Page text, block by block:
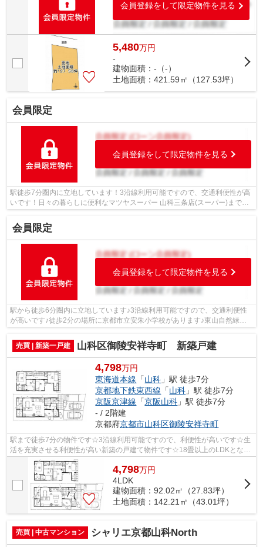
会員登録をして限定物件を見る
5,480万円
-
建物面積：-（-）
土地面積：421.59㎡（127.53坪）
会員限定
会員登録をして限定物件を見る
駅徒歩7分圏内に立地しています！3沿線利用可能ですので、交通利便性が高
いです！日々の暮らしに便利なマツヤスーパー 山科三条店(スーパー)まで
会員限定
会員登録をして限定物件を見る
駅から徒歩6分圏内に立地しています♪3沿線利用可能ですので、交通利便性
が高いです♪徒歩2分の場所に京都市立安朱小学校があります♪東山自然緑地
売買 | 新築一戸建
山科区御陵安祥寺町 新築戸建
4,798万円
東海道本線 「山科 」駅 徒歩7分
京都地下鉄東西線 「山科 」駅 徒歩7分
京阪京津線 「京阪山科 」駅 徒歩7分
- / 2階建
京都府京都市山科区御陵安祥寺町
駅まで徒歩7分の物件です☆3沿線利用可能ですので、利便性が高いです☆生
活を充実させる利便性が高い新築の戸建て物件です☆18畳以上のLDKとなっ
ており、家族団らんの場としても適した広...
4,798万円
4LDK
建物面積：92.02㎡（27.83坪）
土地面積：142.21㎡（43.01坪）
売買 | 中古マンション シャリエ京都山科North